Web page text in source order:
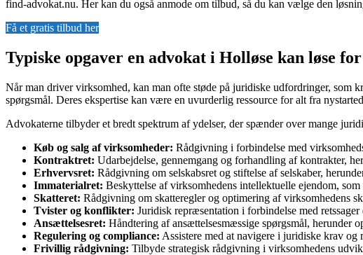
find-advokat.nu. Her kan du også anmode om tilbud, så du kan vælge den
Få et gratis tilbud her
Typiske opgaver en advokat i Holløse kan løse
Når man driver virksomhed, kan man ofte støde på juridiske udfordringer,
spørgsmål. Deres ekspertise kan være en uvurderlig ressource for alt fra
Advokaterne tilbyder et bredt spektrum af ydelser, der spænder over mange
Køb og salg af virksomheder: Rådgivning i forbindelse med
Kontraktret: Udarbejdelse, gennemgang og forhandling af kontrakter,
Erhvervsret: Rådgivning om selskabsret og stiftelse af selskaber,
Immaterialret: Beskyttelse af virksomhedens intellektuelle ejendom,
Skatteret: Rådgivning om skatteregler og optimering af virksomhedens
Tvister og konflikter: Juridisk repræsentation i forbindelse med
Ansættelsesret: Håndtering af ansættelsesmæssige spørgsmål, herunder
Regulering og compliance: Assistere med at navigere i juridiske krav
Frivillig rådgivning: Tilbyde strategisk rådgivning i virksomhedens